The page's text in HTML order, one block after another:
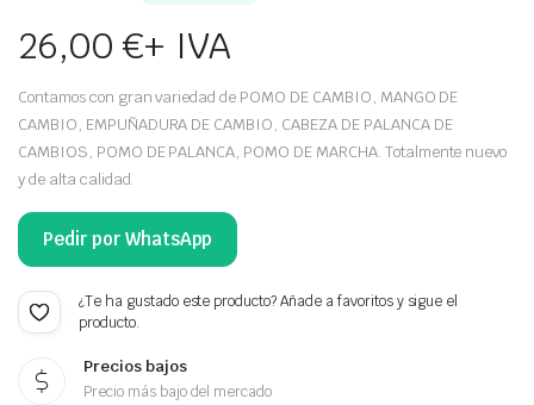
26,00€+ IVA
Contamos con gran variedad de POMO DE CAMBIO, MANGO DE
CAMBIO, EMPUÑADURA DE CAMBIO, CABEZA DE PALANCA DE
CAMBIOS, POMO DE PALANCA, POMO DE MARCHA. Totalmente nuevo
y de alta calidad.
Pedir por WhatsApp
¿Te ha gustado este producto? Añade a favoritos y sigue el
producto.
Precios bajos
Precio más bajo del mercado